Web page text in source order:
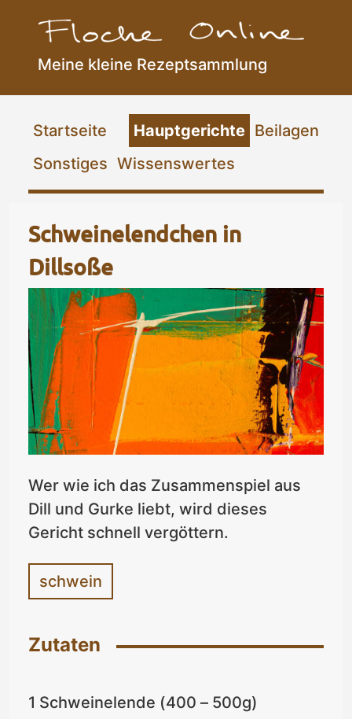
Flocke Online
Meine kleine Rezeptsammlung
Startseite Hauptgerichte Beilagen
Sonstiges Wissenswertes
Schweinelendchen in
Dillsoße
Wer wie ich das Zusammenspiel aus
Dill und Gurke liebt, wird dieses
Gericht schnell vergöttern.
schwein
Zutaten
1 Schweinelende (400 – 500g)